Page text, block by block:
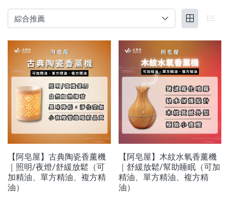
服務/政策
【阿皂屋】古典陶瓷香薰機
｜照明/夜燈/舒緩放鬆（可
加精油、單方精油、複方精
油）
【阿皂屋】木紋水氧香薰機
｜舒緩放鬆/幫助睡眠（可加
精油、單方精油、複方精
油）